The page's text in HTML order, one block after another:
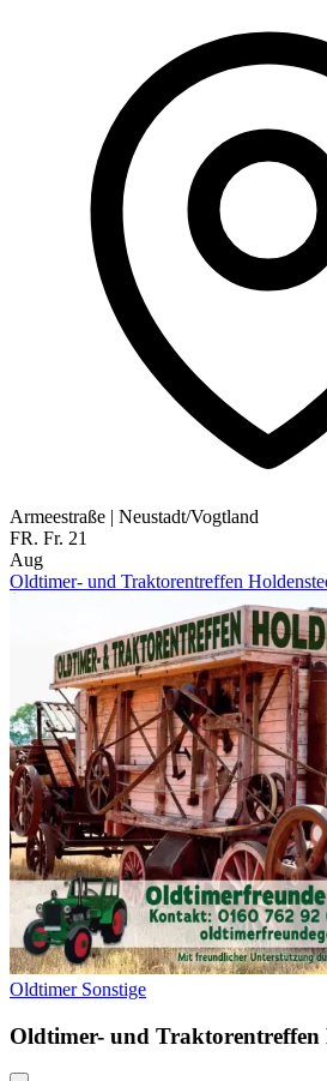
Armeestraße | Neustadt/Vogtland
FR. Fr. 21
Aug
Oldtimer- und Traktorentreffen
Oldtimer Sonstige
Oldtimer- und Traktorentreffen